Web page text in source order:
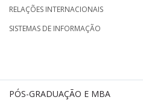
RELAÇÕES INTERNACIONAIS
SISTEMAS DE INFORMAÇÃO
PÓS-GRADUAÇÃO E MBA